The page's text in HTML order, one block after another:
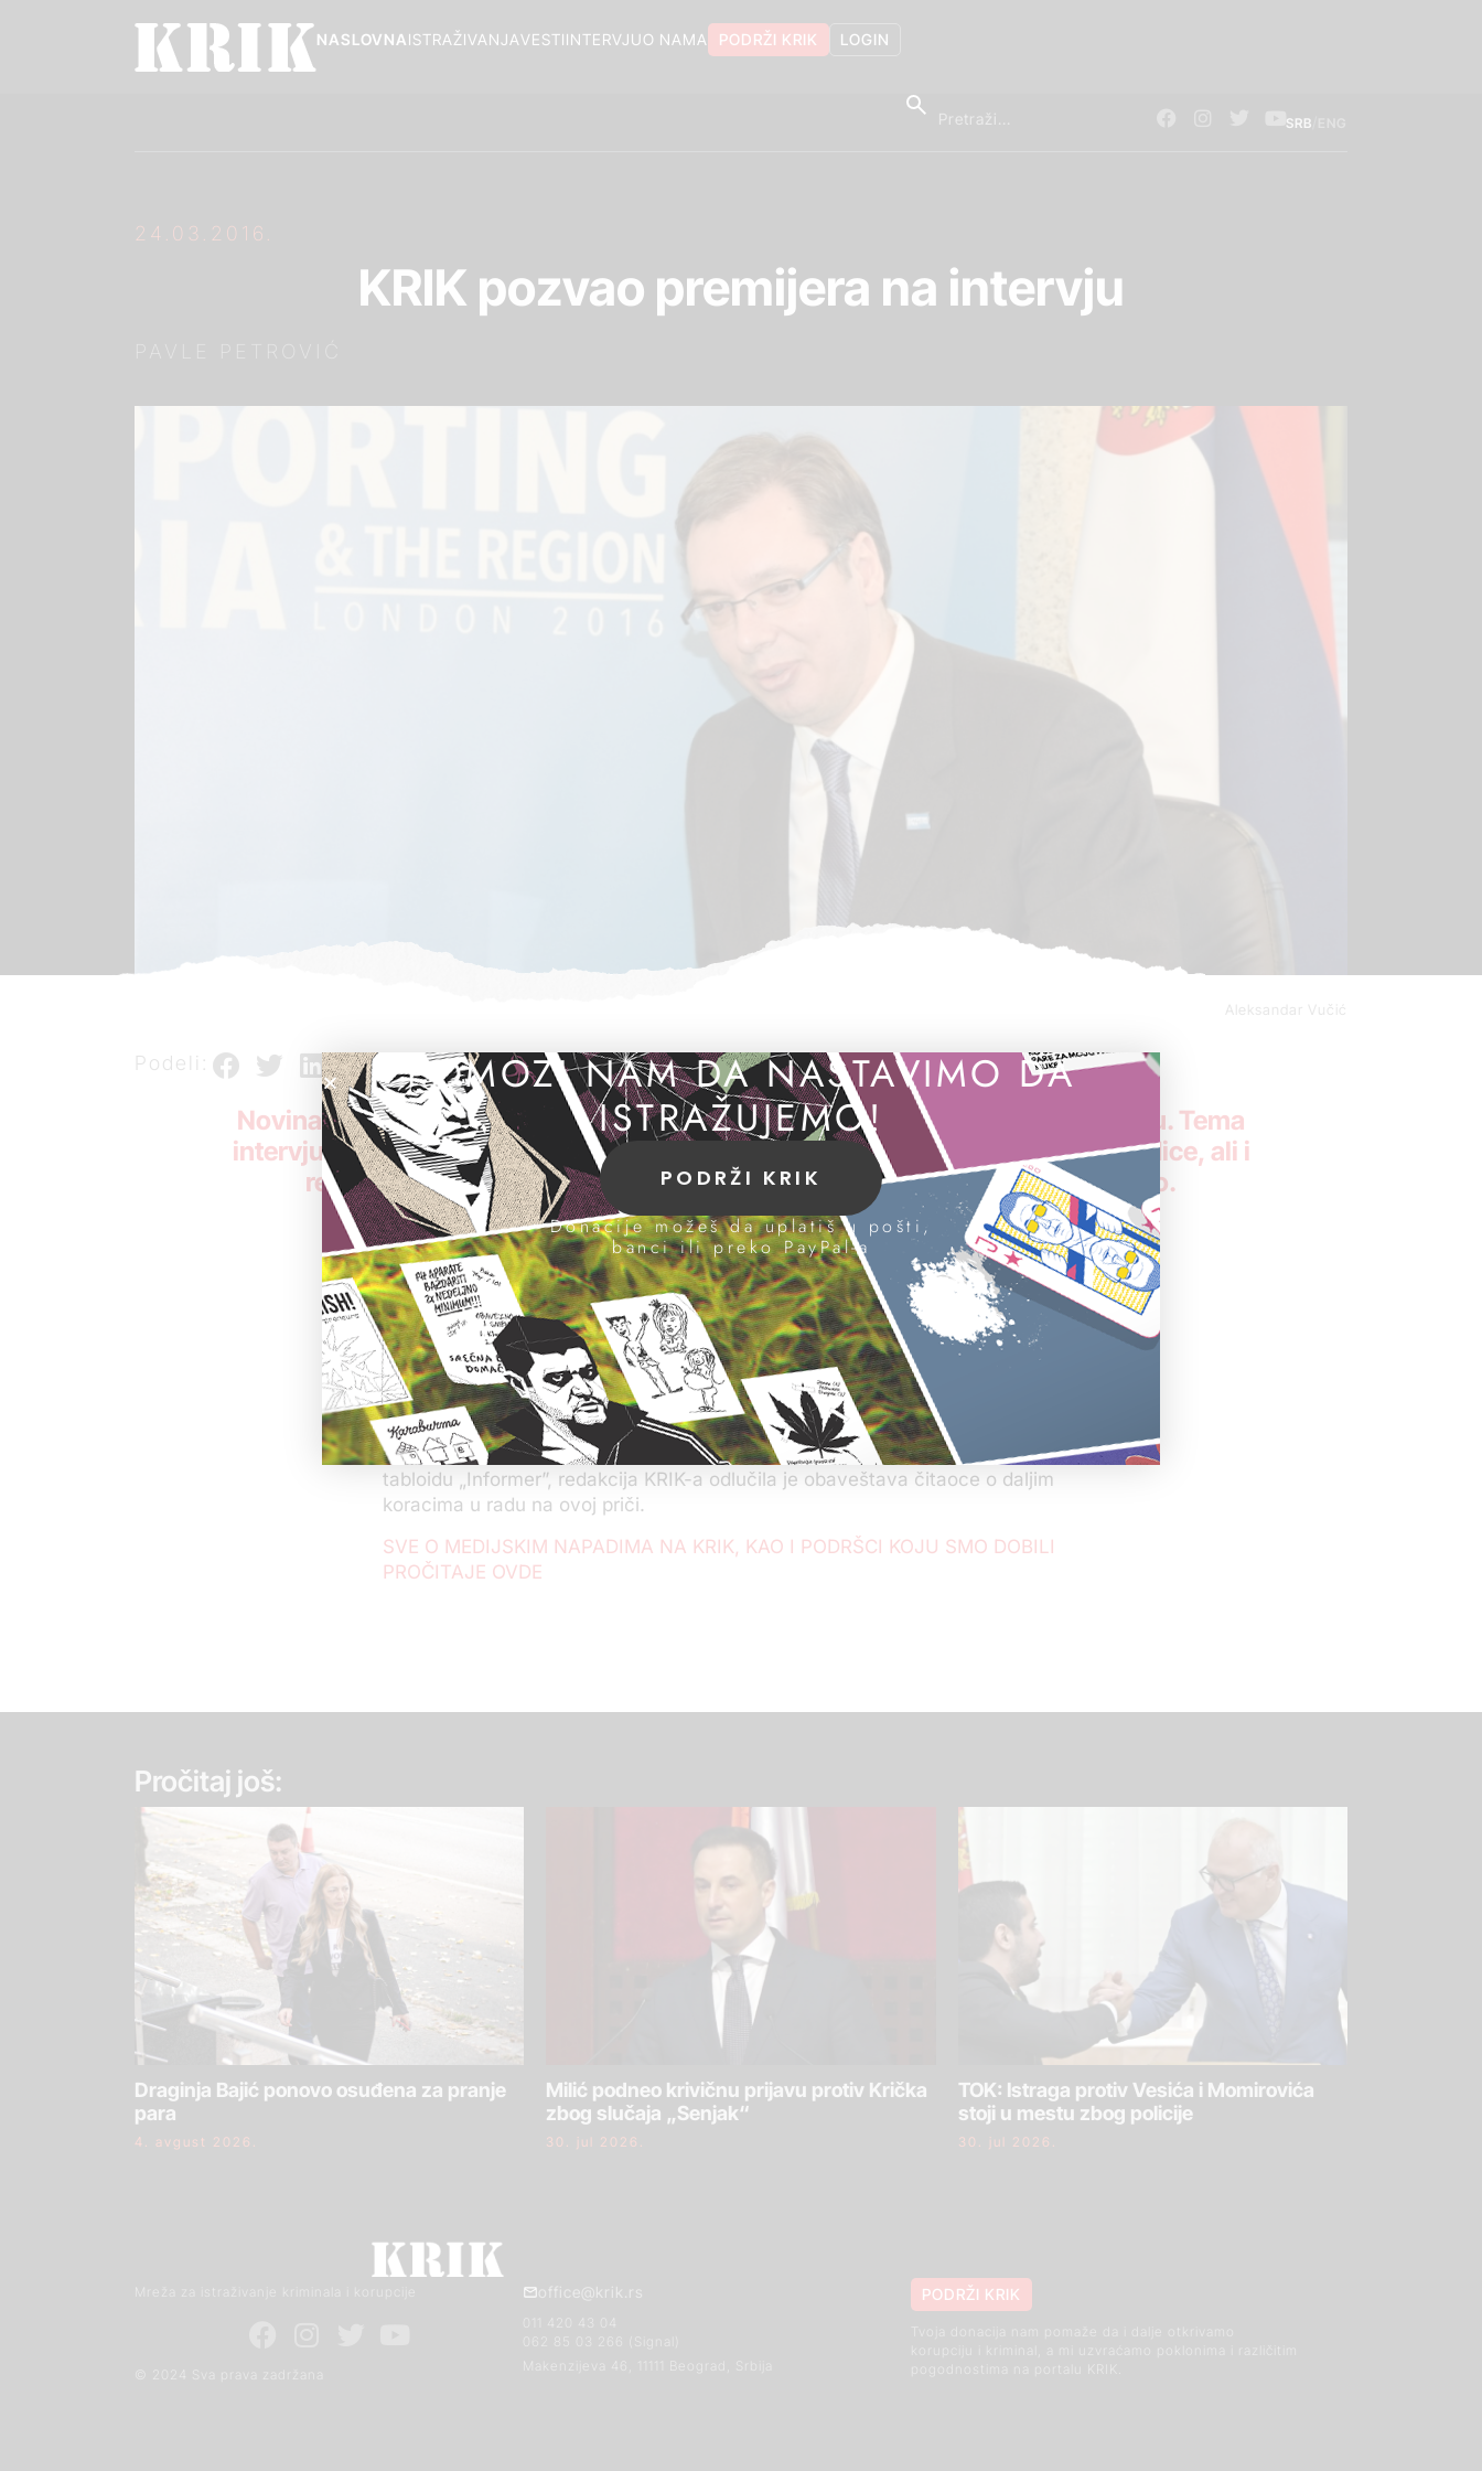
LOGIN
PODRŽI KRIK
O NAMA
INTERVJU
VESTI
ISTRAŽIVANJA
NASLOVNA
SRB
24.03.2016.
KRIK pozvao premijera na intervju
Aleksandar Vučić
Podeli:
Novinar KRIK-a uputio je danas poziv za intervju premijeru Aleksandru Vučiću. Tema
intervjua biće aktuelno istraživanje KRIK-a o imovini premijera i njegove porodice, ali i
rezultati naših ranijih istraživanja o kojima se premijer Vučić nije izjasnio.
Poziv za intervju upućen je premijerovoj
savetnici za medije Suzani Vasiljević,
kojoj smo u telefonskom razgovoru
objasnili o čemu želimo da pričamo sa
premijerom.
Ona je obećala da će poziv premijeru
preneti sutra.
Zbog medijskih napada na KRIK i objavljivanja detalja našeg istraživanja u
tabloidu „Informer”, redakcija KRIK-a odlučila je obaveštava čitaoce o daljim
koracima u radu na ovoj priči.
SVE O MEDIJSKIM NAPADIMA NA KRIK, KAO I PODRŠCI KOJU SMO DOBILI
PROČITAJE OVDE
Pročitaj još:
Draginja Bajić ponovo osuđena za pranje
para
4. avgust 2026.
Milić podneo krivičnu prijavu protiv Krička
zbog slučaja „Senjak“
30. jul 2026.
TOK: Istraga protiv Vesića i Momirovića
stoji u mestu zbog policije
30. jul 2026.
Mreža za istraživanje kriminala i korupcije
© 2024 Sva prava zadržana
office@krik.rs
011 420 43 04
Makenzijeva 46, 11111 Beograd, Srbija
PODRŽI KRIK
Tvoja donacija nam pomaže da i dalje otkrivamo
korupciju i kriminal, a mi uzvraćamo poklonima i različitim
pogodnostima na portalu KRIK.
POMOZI NAM DA NASTAVIMO DA
ISTRAŽUJEMO!
PODRŽI KRIK
Donacije možeš da uplatiš u pošti,
banci ili preko PayPal-a